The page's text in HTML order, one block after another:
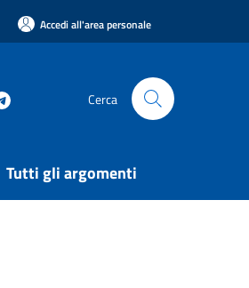
Accedi all'area personale
Cerca
Tutti gli argomenti